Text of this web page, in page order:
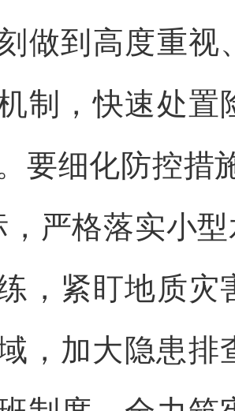
做到高度重视
制，快速处置
要细化防控措
，严格落实小
，紧盯地质灾
，加大隐患排